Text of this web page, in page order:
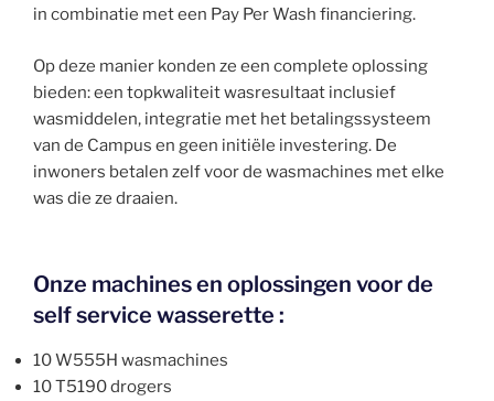
in combinatie met een Pay Per Wash financiering.
Op deze manier konden ze een complete oplossing
bieden: een topkwaliteit wasresultaat inclusief
wasmiddelen, integratie met het betalingssysteem
van de Campus en geen initiële investering. De
inwoners betalen zelf voor de wasmachines met elke
was die ze draaien.
Onze machines en oplossingen voor de
self service wasserette :
10 W555H wasmachines
10 T5190 drogers